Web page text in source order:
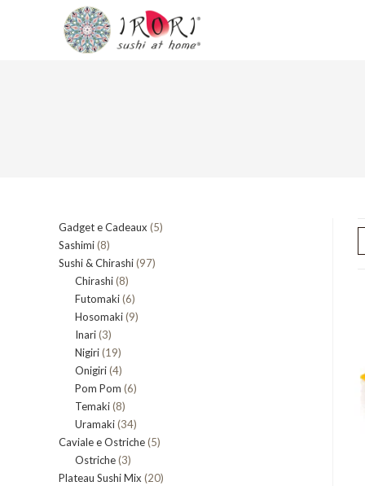
Gadget e Cadeaux 55
Sashimi 88
prodotti
Sushi & Chirashi 9797
Chirashi 88
prodotti
Futomaki 66
prodotti
Hosomaki 99
Inari 33
prodotti
Nigiri 1919
prodotti
Onigiri 44
prodotti
Pom Pom 66
Temaki 88
prodotti
Uramaki 3434
prodotti
Caviale e Ostriche 55
Ostriche 33
prodotti
Plateau Sushi Mix 2020